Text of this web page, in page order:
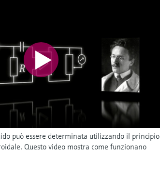
può essere determinata utilizzando il principio
Questo video mostra come funzionano